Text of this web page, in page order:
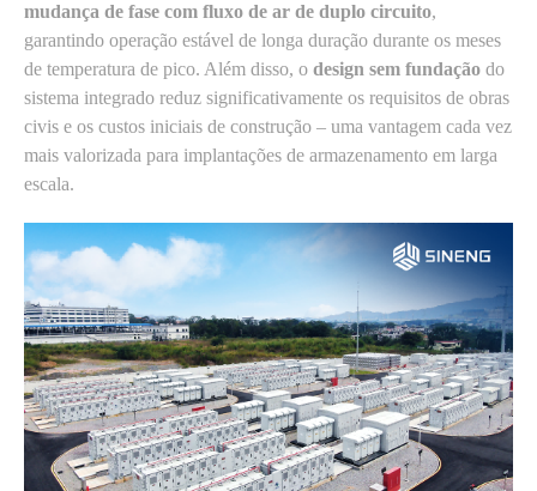
mudança de fase com fluxo de ar de duplo circuito,
garantindo operação estável de longa duração durante os meses
de temperatura de pico. Além disso, o design sem fundação do
sistema integrado reduz significativamente os requisitos de obras
civis e os custos iniciais de construção – uma vantagem cada vez
mais valorizada para implantações de armazenamento em larga
escala.